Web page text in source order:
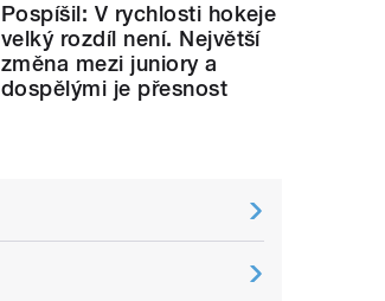
Pospíšil: V rychlosti hokeje
velký rozdíl není. Největší
změna mezi juniory a
dospělými je přesnost